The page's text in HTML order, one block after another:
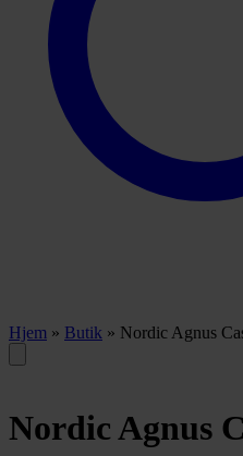
Hjem » Butik » Nordic Agnus
Nordic Agnus